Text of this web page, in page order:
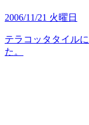
2006/11/21 火曜日
テラコッタタイル
た。